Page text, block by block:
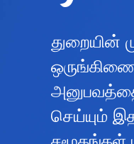
துறையின்
செய்யும்